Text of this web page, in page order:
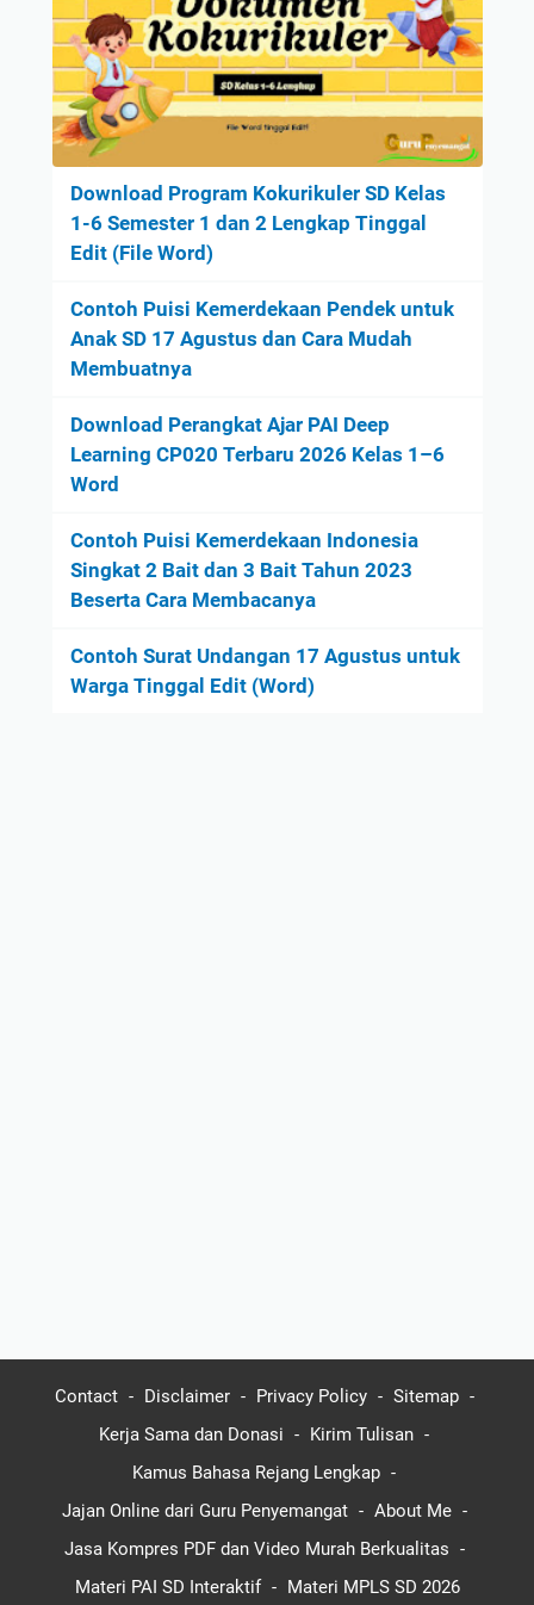
Download Program Kokurikuler SD Kelas
1-6 Semester 1 dan 2 Lengkap Tinggal
Edit (File Word)
Contoh Puisi Kemerdekaan Pendek untuk
Anak SD 17 Agustus dan Cara Mudah
Membuatnya
Download Perangkat Ajar PAI Deep
Learning CP020 Terbaru 2026 Kelas 1–6
Word
Contoh Puisi Kemerdekaan Indonesia
Singkat 2 Bait dan 3 Bait Tahun 2023
Beserta Cara Membacanya
Contoh Surat Undangan 17 Agustus untuk
Warga Tinggal Edit (Word)
Contact Disclaimer Privacy Policy
Sitemap
Kerja Sama dan Donasi
Kirim Tulisan
Kamus Bahasa Rejang Lengkap
Jajan Online dari Guru Penyemangat
About Me
Jasa Kompres PDF dan Video Murah Berkualitas
Materi PAI SD Interaktif
Materi MPLS SD 2026